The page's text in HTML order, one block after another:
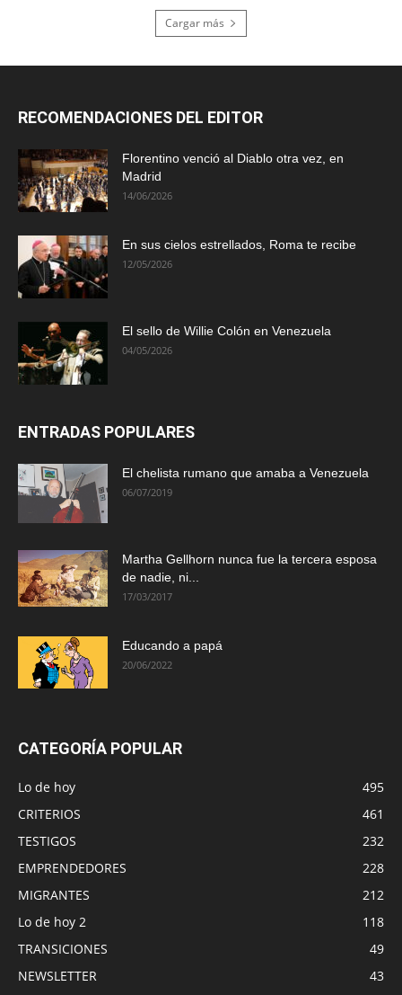
Cargar más
RECOMENDACIONES DEL EDITOR
Florentino venció al Diablo otra vez, en
Madrid
14/06/2026
En sus cielos estrellados, Roma te recibe
12/05/2026
El sello de Willie Colón en Venezuela
04/05/2026
ENTRADAS POPULARES
El chelista rumano que amaba a Venezuela
06/07/2019
Martha Gellhorn nunca fue la tercera esposa
de nadie, ni...
17/03/2017
Educando a papá
20/06/2022
CATEGORÍA POPULAR
Lo de hoy
495
CRITERIOS
461
TESTIGOS
232
EMPRENDEDORES
228
MIGRANTES
212
Lo de hoy 2
118
TRANSICIONES
49
NEWSLETTER
43